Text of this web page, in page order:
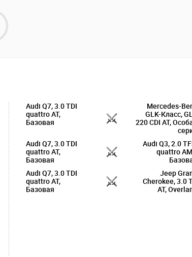
Audi Q7, 3.0 TDI
quattro AT,
Базовая
Mercedes-
GLK-Класс,
220 CDI AT,
Audi Q7, 3.0 TDI
quattro AT,
Базовая
Audi Q3, 2.0
quattro
Audi Q7, 3.0 TDI
quattro AT,
Базовая
Jeep
Cherokee, 3.0
AT,